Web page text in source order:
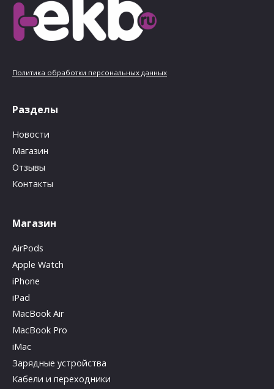
Политика обработки персональных данных
Разделы
Новости
Магазин
Отзывы
Контакты
Магазин
AirPods
Apple Watch
iPhone
iPad
MacBook Air
MacBook Pro
iMac
Зарядные устройства
Кабели и переходники